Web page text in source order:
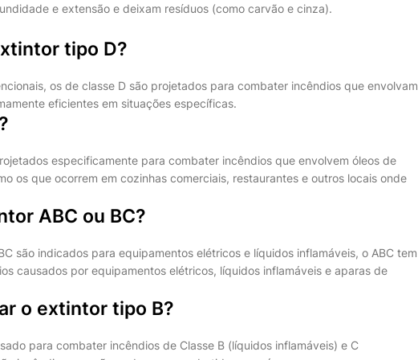
e extensão e deixam resíduos (como carvão e cinza).
tipo D?
os de classe D são projetados para combater incêndios que envolvam
eficientes em situações específicas.
especificamente para combater incêndios que envolvem óleos de
os que ocorrem em cozinhas comerciais, restaurantes e outros locais onde
ABC ou BC?
são indicados para equipamentos elétricos e líquidos inflamáveis, o ABC tem
causados por equipamentos elétricos, líquidos inflamáveis e aparas de
o extintor tipo B?
para combater incêndios de Classe B (líquidos inflamáveis) e C